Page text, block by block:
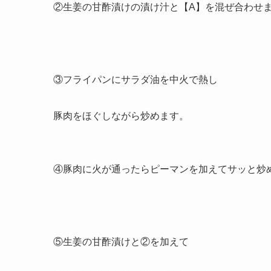
②生姜の甘酢漬けの漬け汁と【A】を混ぜ合わせま
③フライパンにサラダ油を中火で熱し
豚肉をほぐしながら炒めます。
④豚肉に火が通ったらピーマンを加えてサッと炒
⑤生姜の甘酢漬けと②を加えて